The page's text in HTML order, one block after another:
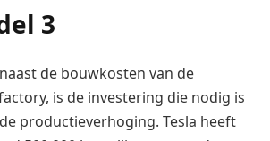
3
de bouwkosten van de
is de investering die nodig is
productieverhoging. Tesla heeft